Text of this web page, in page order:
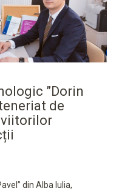
”Dorin
de
viitorilor
din Alba Iulia,